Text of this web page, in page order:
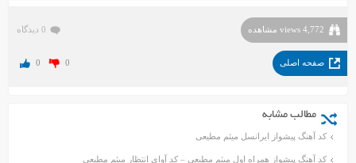
4,772 views مشاهده 0 دیدگاه
صفحه اصلی 0 0
مطالب مشابه
کد آهنگ پیشواز ایرانسل میثم مطیعی
کد آهنگ پیشواز همراه اول میثم مطیعی – کد آوای انتظار میثم مطیعی